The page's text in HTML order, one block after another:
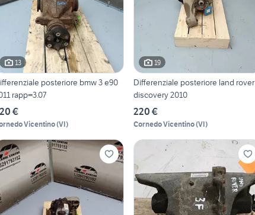
13
posteriore bmw 3 e90
rapp=3.07
€
Vicentino(VI)
19
Differenziale posteriore land rover
discovery 2010
220 €
Cornedo Vicentino(VI)